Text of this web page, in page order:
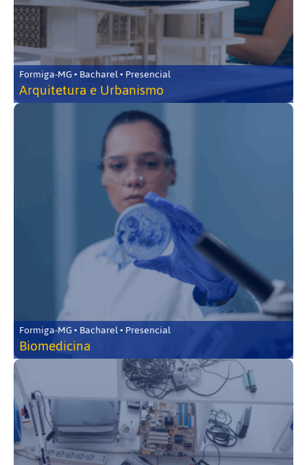
Formiga-MG • Bacharel • Presencial
Arquitetura e Urbanismo
Formiga-MG • Bacharel • Presencial
Biomedicina